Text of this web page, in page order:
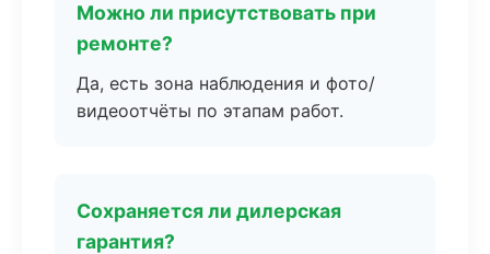
Можно ли присутствовать при
ремонте?
Да, есть зона наблюдения и фото/
видеоотчёты по этапам работ.
Сохраняется ли дилерская
гарантия?